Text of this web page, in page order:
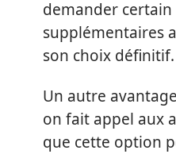
demander
supplémentaires
son choix définitif.
Un autre
on fait appel aux
que cette option